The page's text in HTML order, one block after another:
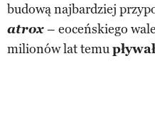
budową najbardziej
atrox– eoceńskiego
milionów lat temu